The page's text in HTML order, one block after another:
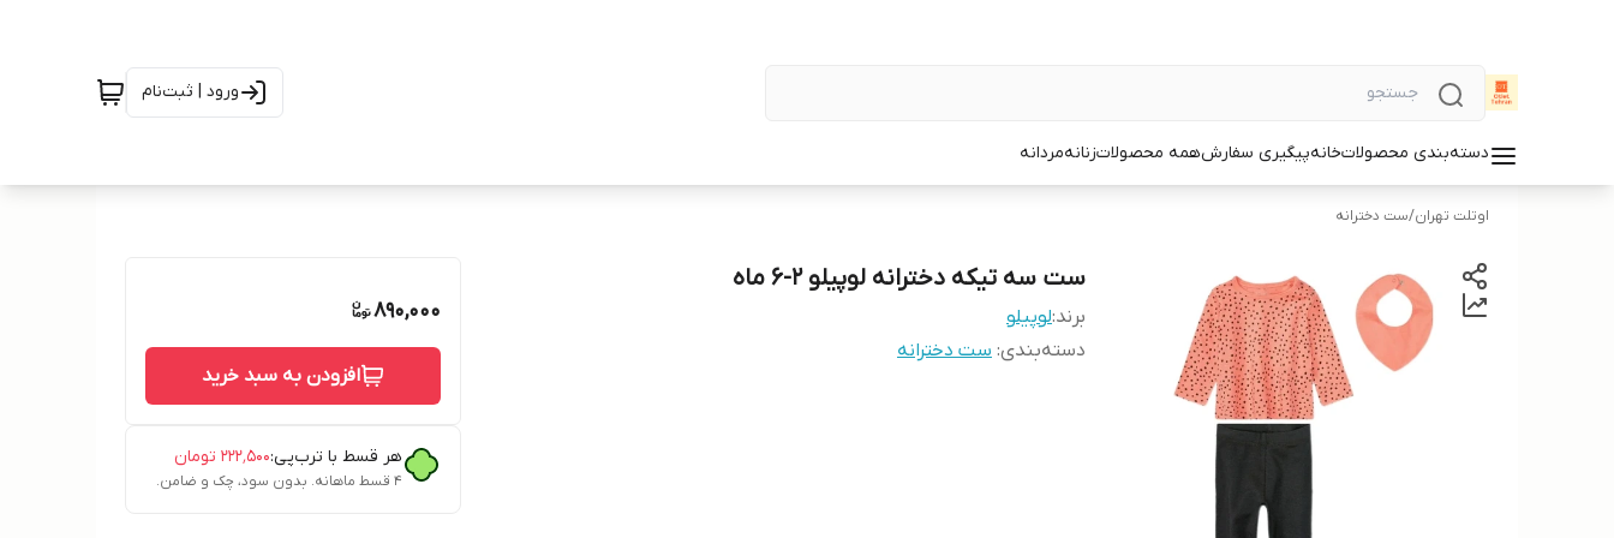
ورود | ثبت‌نام
دسته‌بندی محصولاتخانهپیگیری سفارشهمه محصولاتزنانهمردانه
اوتلت تهران/ست دخترانه
ست سه تیکه دخترانه لوپیلو ۲-۶ ماه
برند:لوپیلو
دسته‌بندی: ست دخترانه
890,000
افزودن به سبد خرید
هر قسط با ترب‌پی:۲۲۲٬۵۰۰ تومان
۴ قسط ماهانه. بدون سود، چک و ضامن.